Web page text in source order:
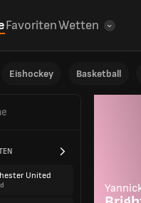
FavoritenWetten
Eishockey Basketball
United